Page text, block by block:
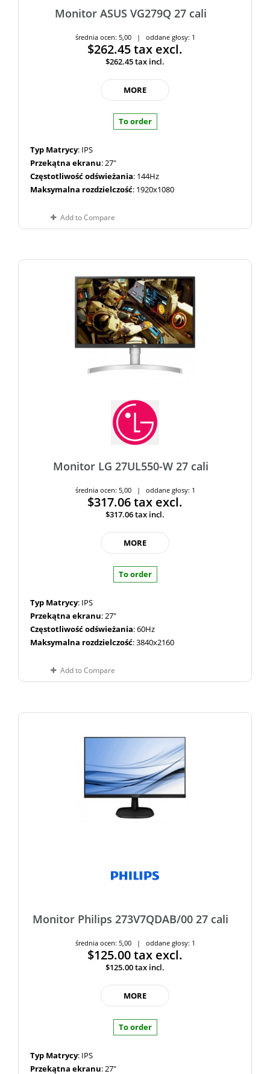
Monitor ASUS VG279Q 27 cali
średnia ocen: 5,00 | oddane głosy: 1
$262.45tax excl.
$262.45tax incl.
MORE
To order
Typ Matrycy: IPS
Przekątna ekranu: 27"
Częstotliwość odświeżania: 144Hz
Maksymalna rozdzielczość: 1920x1080
Add to Compare
Monitor LG 27UL550-W 27 cali
średnia ocen: 5,00 | oddane głosy: 1
$317.06tax excl.
$317.06tax incl.
MORE
To order
Typ Matrycy: IPS
Przekątna ekranu: 27"
Częstotliwość odświeżania: 60Hz
Maksymalna rozdzielczość: 3840x2160
Add to Compare
Monitor Philips 273V7QDAB/00 27 cali
średnia ocen: 5,00 | oddane głosy: 1
$125.00tax excl.
$125.00tax incl.
MORE
To order
Typ Matrycy: IPS
Przekątna ekranu: 27"